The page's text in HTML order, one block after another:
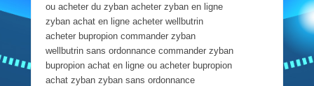
ou acheter du zyban acheter zyban en ligne
zyban achat en ligne acheter wellbutrin
acheter bupropion commander zyban
wellbutrin sans ordonnance commander zyban
bupropion achat en ligne ou acheter bupropion
achat zyban zyban sans ordonnance